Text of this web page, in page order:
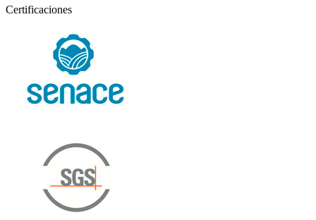
Certificaciones